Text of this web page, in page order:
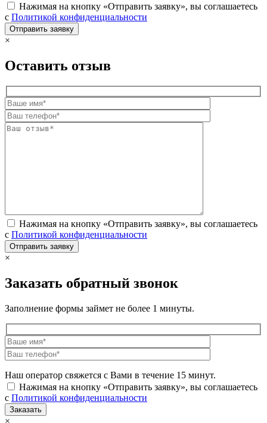
Нажимая на кнопку «Отправить заявку», вы соглашаетесь
с Политикой конфиденциальности
×
Оставить отзыв
Нажимая на кнопку «Отправить заявку», вы соглашаетесь
с Политикой конфиденциальности
×
Заказать обратный звонок
Заполнение формы займет не более 1 минуты.
Наш оператор свяжется с Вами в течение 15 минут.
Нажимая на кнопку «Отправить заявку», вы соглашаетесь
с Политикой конфиденциальности
×